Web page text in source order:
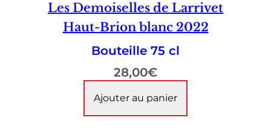
Les Demoiselles de Larrivet
Haut-Brion blanc 2022
Bouteille 75 cl
28,00€
Ajouter au panier